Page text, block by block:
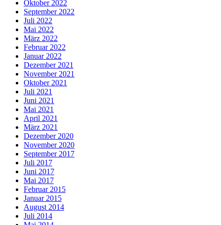
Oktober 2022
September 2022
Juli 2022
Mai 2022
März 2022
Februar 2022
Januar 2022
Dezember 2021
November 2021
Oktober 2021
Juli 2021
Juni 2021
Mai 2021
April 2021
März 2021
Dezember 2020
November 2020
September 2017
Juli 2017
Juni 2017
Mai 2017
Februar 2015
Januar 2015
August 2014
Juli 2014